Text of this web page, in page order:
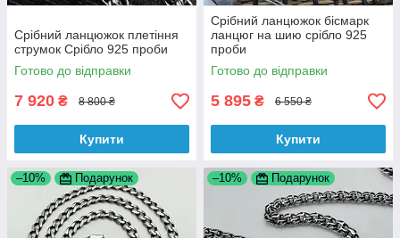
Срібний ланцюжок плетіння
струмок Срібло 925 проби
Готово до відправки
7 920 ₴ 8 800 ₴
Купити
Срібний ланцюжок бісмарк
ланцюг на шию срібло 925
проби
Готово до відправки
5 895 ₴ 6 550 ₴
Купити
–10% Подарунок –10% Подарунок